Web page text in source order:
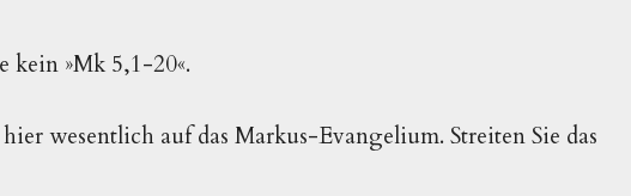
»Mk 5,1-20«.
wesentlich auf das Markus-Evangelium. Streiten Sie das